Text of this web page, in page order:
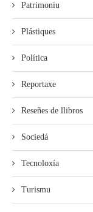
Patrimoniu
Plástiques
Política
Reportaxe
Reseñes de llibros
Sociedá
Tecnoloxía
Turismu